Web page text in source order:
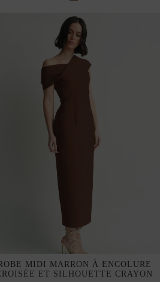
MIDI MARRON À ENCOLURE
ET SILHOUETTE CRAYON